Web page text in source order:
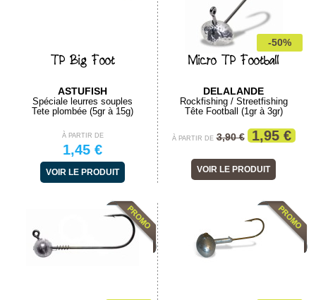
TP Big Foot
ASTUFISH
Spéciale leurres souples
Tete plombée (5gr à 15g)
À PARTIR DE
1,45 €
VOIR LE PRODUIT
-50%
Micro TP Football
DELALANDE
Rockfishing / Streetfishing
Tête Football (1gr à 3gr)
À PARTIR DE 3,90 € 1,95 €
VOIR LE PRODUIT